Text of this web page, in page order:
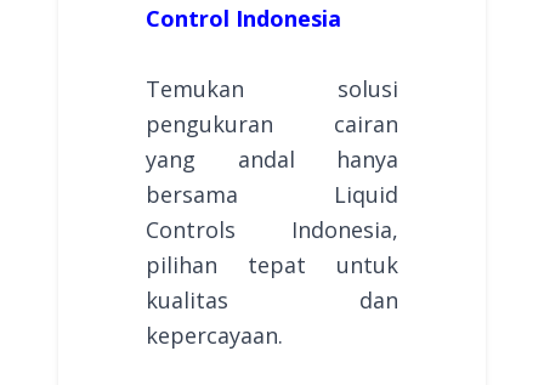
Control Indonesia
Temukan solusi
pengukuran cairan
yang andal hanya
bersama Liquid
Controls Indonesia,
pilihan tepat untuk
kualitas dan
kepercayaan.